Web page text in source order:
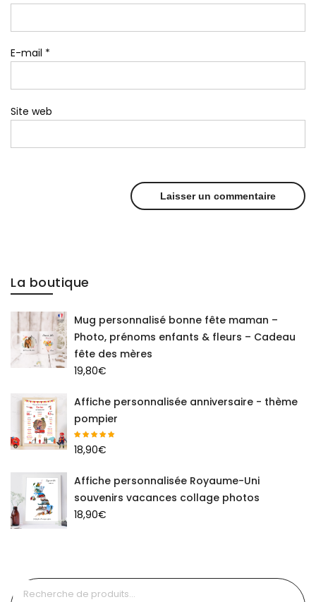
E-mail *
Site web
La boutique
Mug personnalisé bonne fête maman –
Photo, prénoms enfants & fleurs – Cadeau
fête des mères
19,80€
Affiche personnalisée anniversaire - thème
pompier
18,90€
Affiche personnalisée Royaume-Uni
souvenirs vacances collage photos
18,90€